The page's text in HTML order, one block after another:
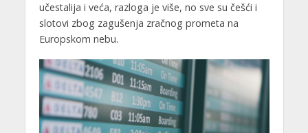
učestalija i veća, razloga je više, no sve su češći i
slotovi zbog zagušenja zračnog prometa na
Europskom nebu.